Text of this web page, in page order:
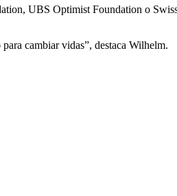
UBS Optimist Foundation o
cambiar vidas”, destaca Wilhelm.